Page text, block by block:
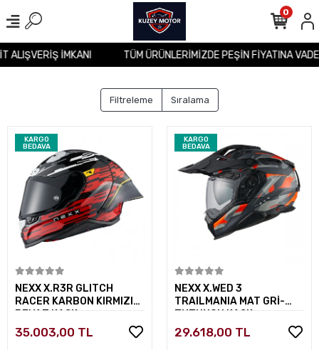
ALIŞVERİŞ İMKANI TÜM ÜRÜNLERİMİZDE PEŞİN FİYATINA
0
Filtreleme Sıralama
KARGO
BEDAVA
Sepete Ekle
NEXX X.R3R GLITCH
RACER KARBON KIRMIZI-
BEYAZ KASK
35.003,00 TL
KARGO
BEDAVA
Sepete Ekle
NEXX X.WED 3
TRAILMANIA MAT GRİ-
TUTUNCU KASK
29.618,00 TL